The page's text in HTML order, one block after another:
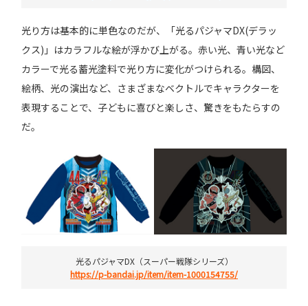
光り方は基本的に単色なのだが、「光るパジャマDX(デラッ
クス)」はカラフルな絵が浮かび上がる。赤い光、青い光など
カラーで光る蓄光塗料で光り方に変化がつけられる。構図、
絵柄、光の演出など、さまざまなベクトルでキャラクターを
表現することで、子どもに喜びと楽しさ、驚きをもたらすの
だ。
光るパジャマDX（スーパー戦隊シリーズ）
https://p-bandai.jp/item/item-1000154755/